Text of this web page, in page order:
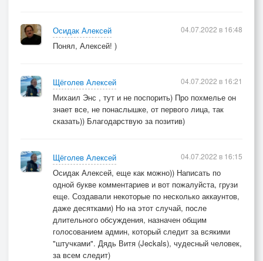
Осидак Алексей
Понял, Алексей! )
04.07.2022 в 16:48
Щёголев Алексей
Михаил Энс , тут и не поспорить) Про похмелье он
знает все, не понаслышке, от первого лица, так
сказать)) Благодарствую за позитив)
04.07.2022 в 16:21
Щёголев Алексей
Осидак Алексей, еще как можно)) Написать по
одной букве комментариев и вот пожалуйста, грузи
еще. Создавали некоторые по несколько аккаунтов,
даже десятками) Но на этот случай, после
длительного обсуждения, назначен общим
голосованием админ, который следит за всякими
"штучками". Дядь Витя (Jeckals), чудесный человек,
за всем следит)
04.07.2022 в 16:15